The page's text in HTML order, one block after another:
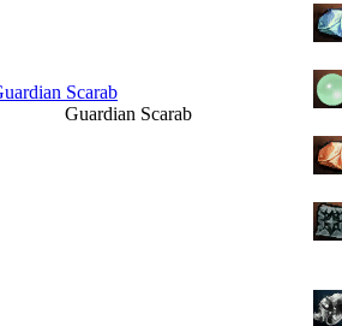
Guardian Scarab